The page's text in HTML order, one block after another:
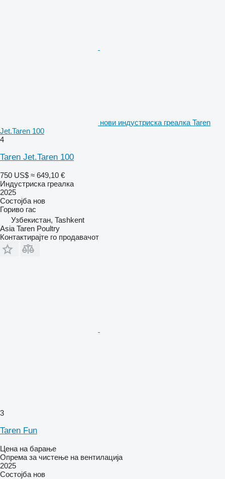
нови индустриска греалка Taren
Jet.Taren 100
4
Taren Jet.Taren 100
750 US$ ≈ 649,10 €
Индустриска греалка
2025
Состојба нов
Гориво гас
Узбекистан, Tashkent
Asia Taren Poultry
Контактирајте го продавачот
3
Taren Fun
Цена на барање
Опрема за чистење на вентилација
2025
Состојба нов